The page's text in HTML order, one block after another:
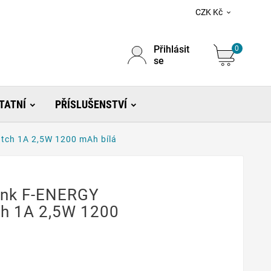
CZK Kč 
Přihlásit
se
0
PŘÍSLUŠENSTVÍ
1A 2,5W 1200 mAh bílá
F-ENERGY
1A 2,5W 1200